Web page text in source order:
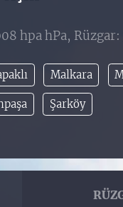
hpa hPa, Rüzgar:
Malkara
Şarköy